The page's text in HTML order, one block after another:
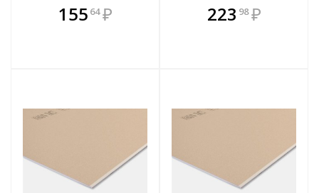
155 64 ₽
В комплекте
всегда выгоднее!
В комплекте
всегда выгоднее!
223 98 ₽